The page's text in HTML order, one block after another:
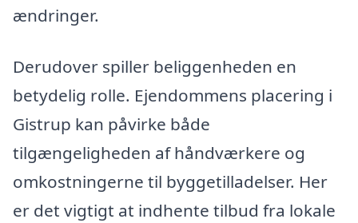
ændringer.
Derudover spiller beliggenheden en
betydelig rolle. Ejendommens placering i
Gistrup kan påvirke både
tilgængeligheden af håndværkere og
omkostningerne til byggetilladelser. Her
er det vigtigt at indhente tilbud fra lokale